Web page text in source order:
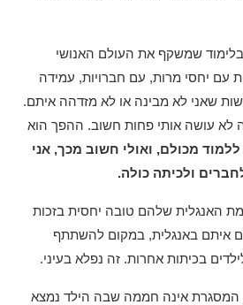
שמשקף את העולם האנושי
עם יחסי מרות, עם חברויות, עמידה
שאני לא מבינה או לא מזדהה איתם.
לא עושה אותי פחות חשוב. ההפך הוא
ללמוד מכולם, ואולי חשוב מכך, אני
ולכיתה כולה.
האנגלית שלהם טובה יחסית בזכות
איתם באנגלית, במקום להשתתף
בכיתות אחרות. זה נפלא בעיני.
אינה חממה שבה הילד נמצא